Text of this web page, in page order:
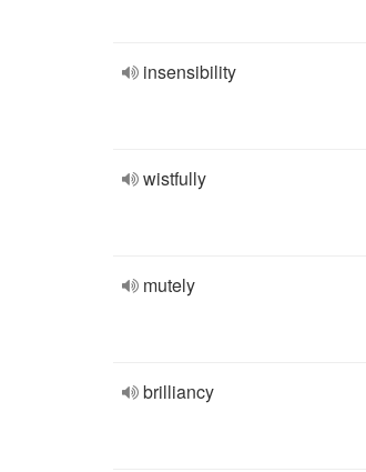
insensibility
wistfully
mutely
brilliancy